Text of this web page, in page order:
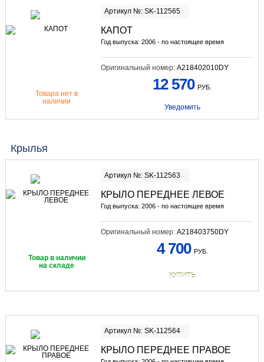
Артикул №: SK-112565
КАПОТ
Год выпуска: 2006 - по настоящее время
Оригинальный номер: A218402010DY
Товара нет в
наличии
12 570 РУБ.
Уведомить
Крылья
Артикул №: SK-112563
КРЫЛО ПЕРЕДНЕЕ ЛЕВОЕ
Год выпуска: 2006 - по настоящее время
Оригинальный номер: A218403750DY
Товар в наличии
на складе
4 700 РУБ.
КУПИТЬ
Артикул №: SK-112564
КРЫЛО ПЕРЕДНЕЕ ПРАВОЕ